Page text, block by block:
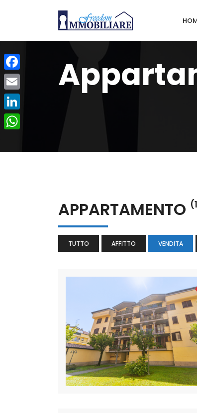
APPARTAMENTO
TUTTO AFFITTO VENDITA
Facebook
Email
LinkedIn